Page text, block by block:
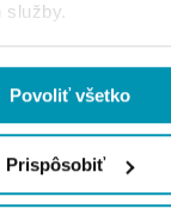
služby.
Povoliť všetko
Prispôsobiť